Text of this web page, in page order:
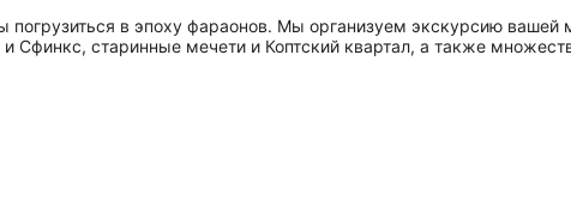
погрузиться в эпоху фараонов. Мы организуем экскурсию вашей
Сфинкс, старинные мечети и Коптский квартал, а также